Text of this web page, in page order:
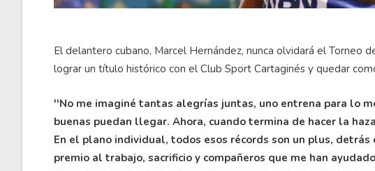
El delantero cubano, Marcel Hernández, nunca olvidará el Torneo
lograr un título histórico con el Club Sport Cartaginés y quedar
''No me imaginé tantas alegrías juntas, uno entrena para lo
buenas puedan llegar. Ahora, cuando termina de hacer la
En el plano individual, todos esos récords son un plus, detrás
premio al trabajo, sacrificio y compañeros que me han